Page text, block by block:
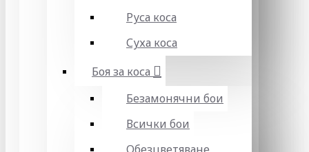
Руса коса
Суха коса
Боя за коса
Безамонячни бои
Всички бои